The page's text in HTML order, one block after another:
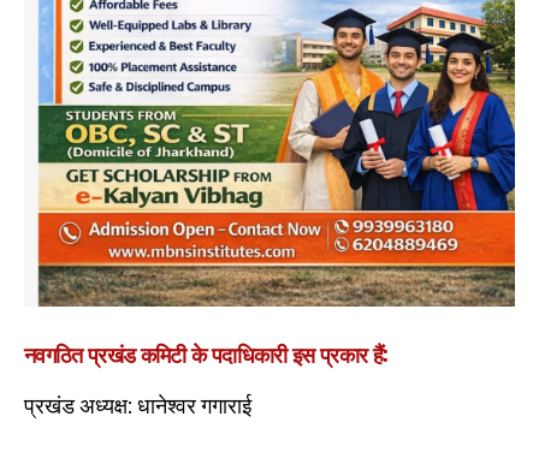
नवगठित प्रखंड कमिटी के पदाधिकारी इस प्रकार हैं:
प्रखंड अध्यक्ष: धानेश्वर गगाराई